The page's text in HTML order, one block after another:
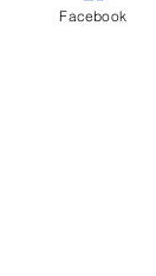
Facebook